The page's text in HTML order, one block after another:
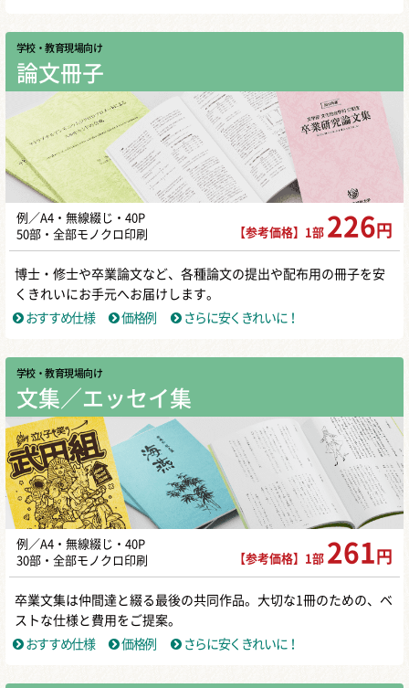
学校・教育現場向け
論文冊子
例／A4・無線綴じ・40P
50部・全部モノクロ印刷
【参考価格】1部 226 円
博士・修士や卒業論文など、各種論文の提出や配布用の冊子を安
くきれいにお手元へお届けします。
おすすめ仕様
価格例 さらに安くきれいに！
学校・教育現場向け
文集／エッセイ集
例／A4・無線綴じ・40P
30部・全部モノクロ印刷
【参考価格】1部 261 円
卒業文集は仲間達と綴る最後の共同作品。大切な1冊のための、ベ
ストな仕様と費用をご提案。
おすすめ仕様
価格例 さらに安くきれいに！